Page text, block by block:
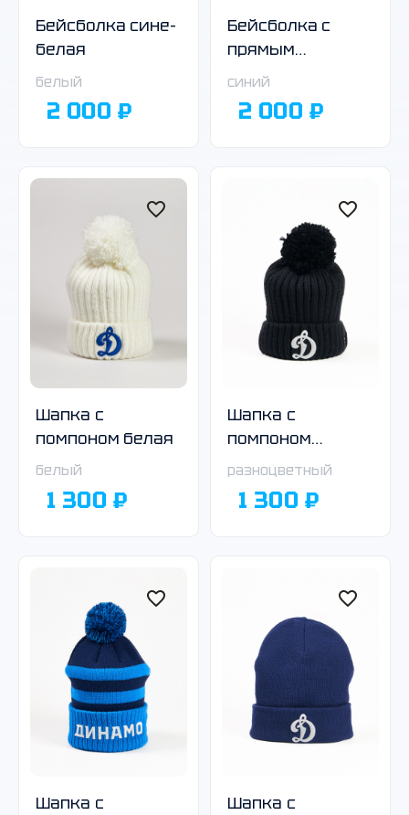
Бейсболка сине-
белая
белый
2 000 ₽
Бейсболка с
прямым
козырьком
синий
2 000 ₽
Шапка с
помпоном белая
белый
1 300 ₽
Шапка с
помпоном
разноцветный
1 300 ₽
Шапка с
Шапка с